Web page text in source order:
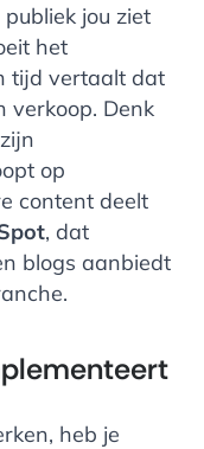
jou ziet
het
tijd vertaalt dat
verkoop. Denk
op
content deelt
, dat
blogs aanbiedt
heb je